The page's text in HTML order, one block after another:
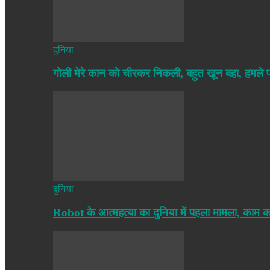
दुनिया
गोली मेरे कान को चीरकर निकली, बहुत खून बहा, हमले
दुनिया
Robot के आत्महत्या का दुनिया में पहला मामला, काम